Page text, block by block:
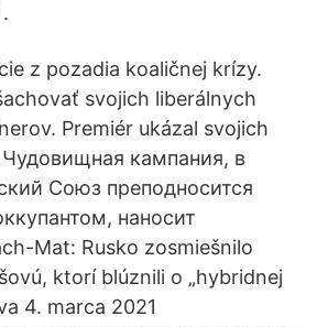
z pozadia koaličnej krízy.
svojich liberálnych
Premiér ukázal svojich
кампания, в
Союз преподносится
наносит
Mat: Rusko zosmiešnilo
ktorí blúznili o „hybridnej
4. marca 2021